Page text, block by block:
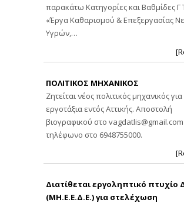
παρακάτω Κατηγορίες και Βαθμίδες Γ
«Έργα Καθαρισμού & Επεξεργασίας
Υγρών,…
ΠΟΛΙΤΙΚΟΣ ΜΗΧΑΝΙΚΟΣ
Ζητείται νέος πολιτικός μηχανικός για
εργοτάξια εντός Αττικής. Αποστολή
βιογραφικού στο vagdatlis@gmail.com
τηλέφωνο στο 6948755000.
Διατίθεται εργοληπτικό πτυχίο
(ΜΗ.Ε.Ε.Δ.Ε.) για στελέχωση